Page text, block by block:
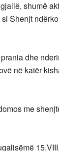
shumë
Shenjt
dhe
në katër
me